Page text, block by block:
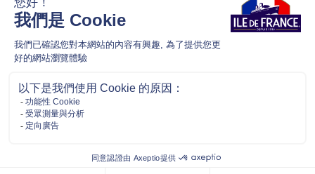
Cookie
ILEDEFRANCECHEESE @ 2021